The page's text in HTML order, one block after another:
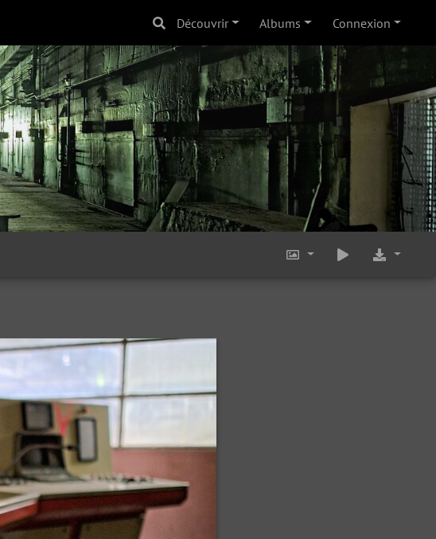
Découvrir Albums Connexion